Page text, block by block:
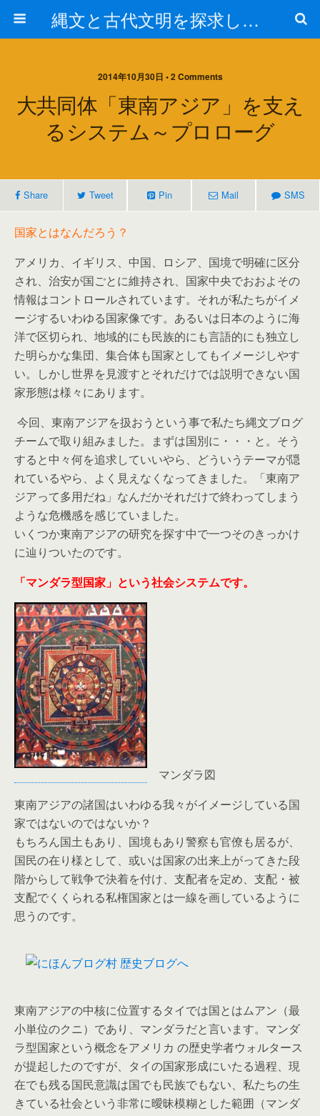
縄文と古代文明を探求しよう！
2014年10月30日 • 2 Comments
大共同体「東南アジア」を支え
るシステム～プロローグ
Share Tweet Pin Mail SMS
国家とはなんだろう？
アメリカ、イギリス、中国、ロシア、国境で明確に区分
され、治安が国ごとに維持され、国家中央でおおよその
情報はコントロールされています。それが私たちがイメ
ージするいわゆる国家像です。あるいは日本のように海
洋で区切られ、地域的にも民族的にも言語的にも独立し
た明らかな集団、集合体も国家としてもイメージしやす
い。しかし世界を見渡すとそれだけでは説明できない国
家形態は様々にあります。
今回、東南アジアを扱おうという事で私たち縄文ブログ
チームで取り組みました。まずは国別に・・・と。そう
すると中々何を追求していいやら、どういうテーマが隠
れているやら、よく見えなくなってきました。「東南ア
ジアって多用だね」なんだかそれだけで終わってしまう
ような危機感を感じていました。
いくつか東南アジアの研究を探す中で一つそのきっかけ
に辿りついたのです。
「マンダラ型国家」という社会システムです。
マンダラ図
東南アジアの諸国はいわゆる我々がイメージしている国
家ではないのではないか？
もちろん国土もあり、国境もあり警察も官僚も居るが、
国民の在り様として、或いは国家の出来上がってきた段
階からして戦争で決着を付け、支配者を定め、支配・被
支配でくくられる私権国家とは一線を画しているように
思うのです。
東南アジアの中核に位置するタイでは国とはムアン（最
小単位のクニ）であり、マンダラだと言います。マンダ
ラ型国家という概念をアメリカ の歴史学者ウォルタース
が提起したのですが、タイの国家形成にいたる過程、現
在でも残る国民意識は国でも民族でもない、私たちの生
きている社会という非常に曖昧模糊とした範囲（マンダ